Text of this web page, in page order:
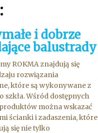
i dobrze
balustrady
ROKMA znajdują się
rozwiązania
które są wykonywane z
szkła. Wśród dostępnych
można wskazać
ścianki i zadaszenia, które
się nie tylko